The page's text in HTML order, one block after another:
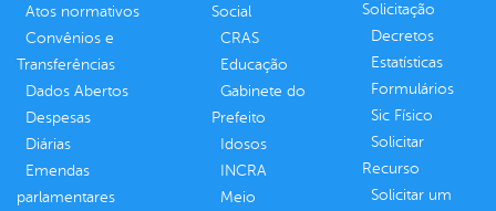
Atos normativos
Convênios e
Transferências
Dados Abertos
Despesas
Diárias
Emendas
parlamentares
Social
CRAS
Educação
Gabinete do
Prefeito
Idosos
INCRA
Meio
Solicitação
Decretos
Estatísticas
Formulários
Sic Físico
Solicitar
Recurso
Solicitar um